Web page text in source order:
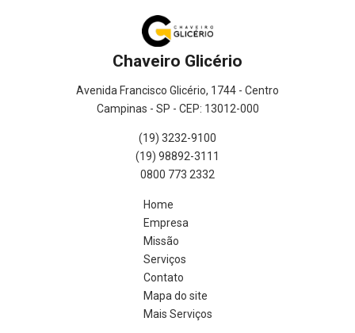
Chaveiro Glicério
Avenida Francisco Glicério, 1744 - Centro
Campinas - SP - CEP: 13012-000
(19) 3232-9100
(19) 98892-3111
0800 773 2332
Home
Empresa
Missão
Serviços
Contato
Mapa do site
Mais Serviços